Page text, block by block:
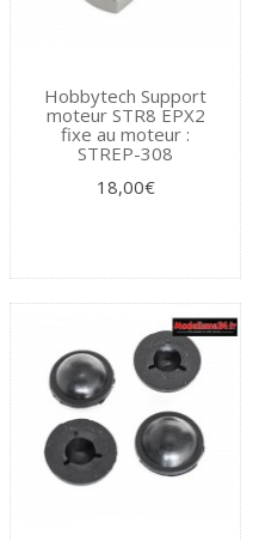
Hobbytech Support
moteur STR8 EPX2
fixe au moteur :
STREP-308
18,00€